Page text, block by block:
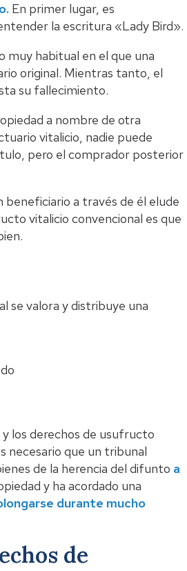
En primer lugar, es
la escritura «Lady Bird».
muy habitual en el que una
original. Mientras tanto, el
su fallecimiento.
a nombre de otra
vitalicio, nadie puede
pero el comprador posterior
beneficiario a través de él elude
vitalicio convencional es que
se valora y distribuye una
los derechos de usufructo
necesario que un tribunal
de la herencia del difunto a
y ha acordado una
durante mucho
de